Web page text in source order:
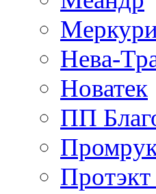
Нева-
Новатек
ПП